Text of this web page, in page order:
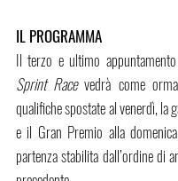
IL PROGRAMMA
Sprint Race vedrà come
qualifiche spostate al venerdì, la
e il Gran Premio alla
partenza stabilita dall’ordine di